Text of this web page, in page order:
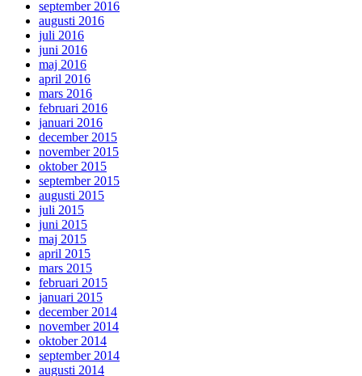
september 2016
augusti 2016
juli 2016
juni 2016
maj 2016
april 2016
mars 2016
februari 2016
januari 2016
december 2015
november 2015
oktober 2015
september 2015
augusti 2015
juli 2015
juni 2015
maj 2015
april 2015
mars 2015
februari 2015
januari 2015
december 2014
november 2014
oktober 2014
september 2014
augusti 2014